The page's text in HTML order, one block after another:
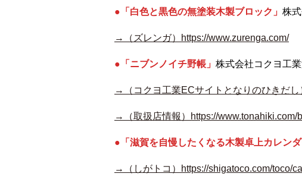
●「白色と黒色の無塗装木製ブロック」 株
→（ズレンガ）https://www.zurenga.com/
●「ニブンノイチ野帳」 株式会社コクヨ工
→（コクヨ工業ECサイトとなりのひきだ
→（取扱店情報）https://www.tonahiki.com/
●「滋賀を自慢したくなる木製卓上カレンダ
→（しがトコ）https://shigatoco.com/toco/